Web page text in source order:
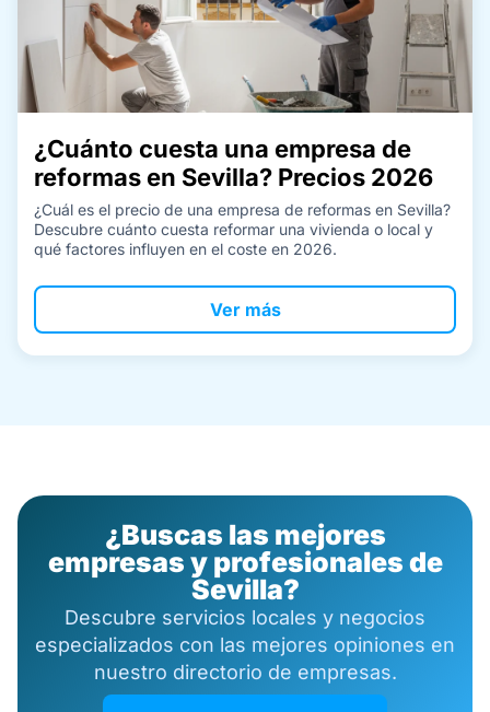
¿Cuánto cuesta una empresa de
reformas en Sevilla? Precios 2026
¿Cuál es el precio de una empresa de reformas en Sevilla?
Descubre cuánto cuesta reformar una vivienda o local y
qué factores influyen en el coste en 2026.
Ver más
¿Buscas las mejores
empresas y profesionales de
Sevilla?
Descubre servicios locales y negocios
especializados con las mejores opiniones en
nuestro directorio de empresas.